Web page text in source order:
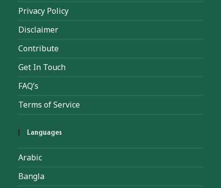
Privacy Policy
Disclaimer
Contribute
Get In Touch
FAQ’s
Terms of Service
Languages
Arabic
Bangla